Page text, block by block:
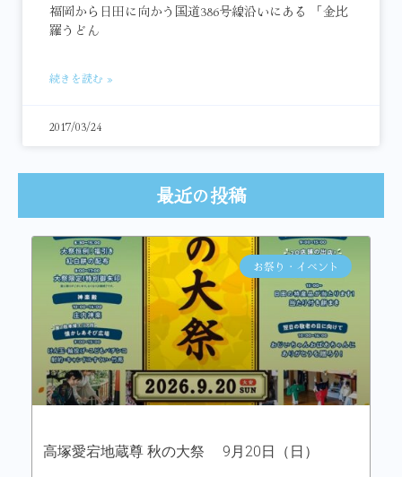
福岡から日田に向かう国道386号線沿いにある 「金比
羅うどん
続きを読む »
2017/03/24
最近の投稿
お祭り・イベント
高塚愛宕地蔵尊 秋の大祭 9月20日（日）